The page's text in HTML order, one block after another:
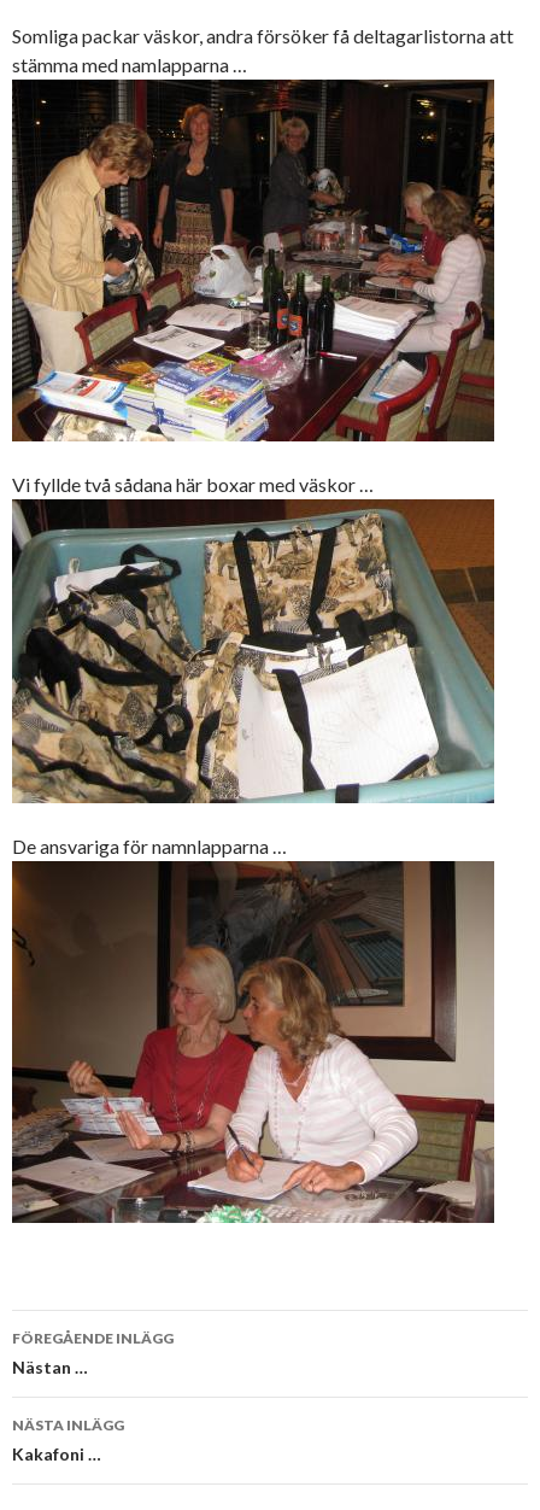
Somliga packar väskor, andra försöker få deltagarlistorna att
stämma med namlapparna …
Vi fyllde två sådana här boxar med väskor …
De ansvariga för namnlapparna …
Inläggsnavigering
FÖREGÅENDE INLÄGG
Nästan …
NÄSTA INLÄGG
Kakafoni …